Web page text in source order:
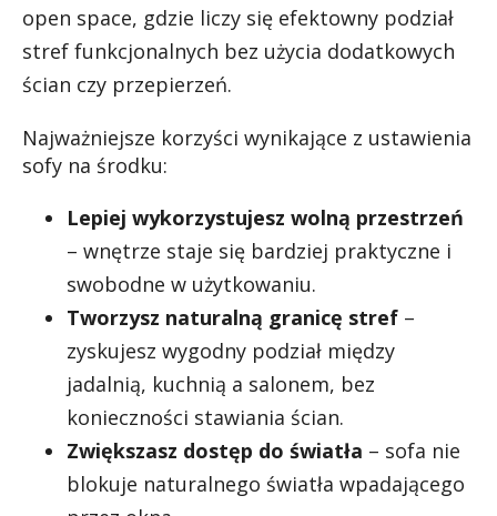
open space, gdzie liczy się efektowny podział
stref funkcjonalnych bez użycia dodatkowych
ścian czy przepierzeń.
Najważniejsze korzyści wynikające z ustawienia
sofy na środku:
Lepiej wykorzystujesz wolną przestrzeń
– wnętrze staje się bardziej praktyczne i
swobodne w użytkowaniu.
Tworzysz naturalną granicę stref –
zyskujesz wygodny podział między
jadalnią, kuchnią a salonem, bez
konieczności stawiania ścian.
Zwiększasz dostęp do światła – sofa nie
blokuje naturalnego światła wpadającego